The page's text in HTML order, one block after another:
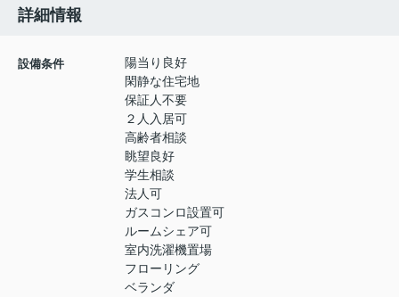
詳細情報
設備条件
陽当り良好
閑静な住宅地
保証人不要
２人入居可
高齢者相談
眺望良好
学生相談
法人可
ガスコンロ設置可
ルームシェア可
室内洗濯機置場
フローリング
ベランダ